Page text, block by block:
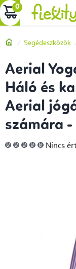
Ugrás
a
tartalomhoz
KOSÁR
Kezdőlap
Segédeszközök
Aerial
Háló és
Aerial
számára -
A
termék
Nincs